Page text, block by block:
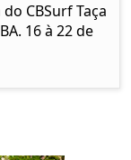
CBSurf Taça
16 à 22 de